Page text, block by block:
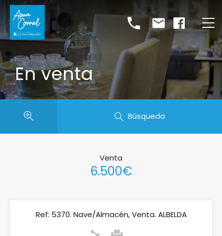
En venta
Búsqueda
Venta
6.500€
Ref: 5370. Nave/Almacén, Venta. ALBELDA